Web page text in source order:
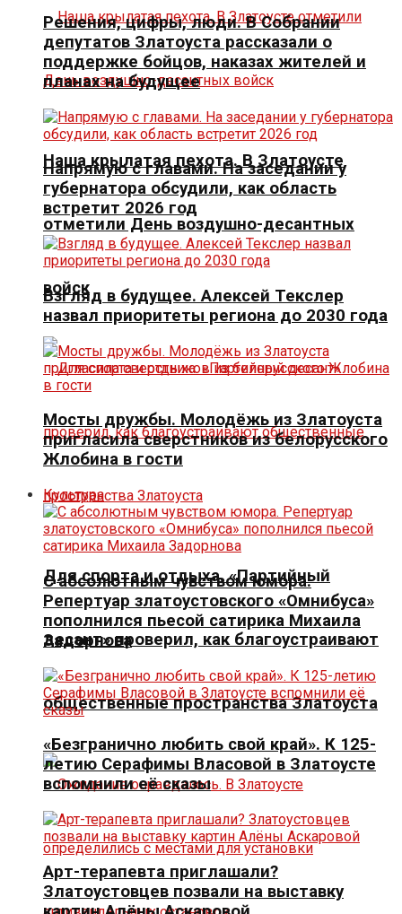
Наша крылатая пехота. В Златоусте
отметили День воздушно-десантных
войск
Для спорта и отдыха. «Партийный
десант» проверил, как благоустраивают
общественные пространства Златоуста
Решения, цифры, люди. В Собрании
депутатов Златоуста рассказали о
поддержке бойцов, наказах жителей и
планах на будущее
Напрямую с главами. На заседании у
губернатора обсудили, как область
встретит 2026 год
Взгляд в будущее. Алексей Текслер
назвал приоритеты региона до 2030 года
Мосты дружбы. Молодёжь из Златоуста
пригласила сверстников из белорусского
Жлобина в гости
Культура
С абсолютным чувством юмора.
Репертуар златоустовского «Омнибуса»
пополнился пьесой сатирика Михаила
Задорнова
«Безгранично любить свой край». К 125-
летию Серафимы Власовой в Златоусте
вспомнили её сказы
Арт-терапевта приглашали?
Златоустовцев позвали на выставку